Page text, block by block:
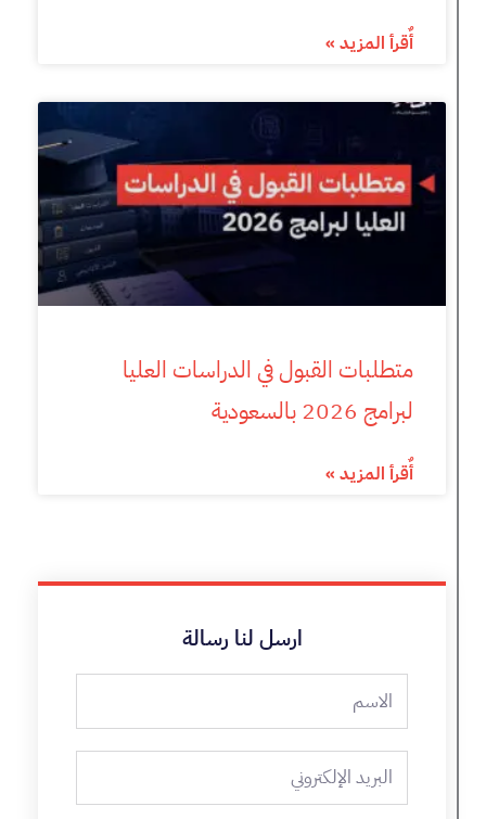
أٌقرأ المزيد »
متطلبات القبول في الدراسات العليا
لبرامج 2026 بالسعودية
أٌقرأ المزيد »
ارسل لنا رسالة
البريد
الإلكتروني